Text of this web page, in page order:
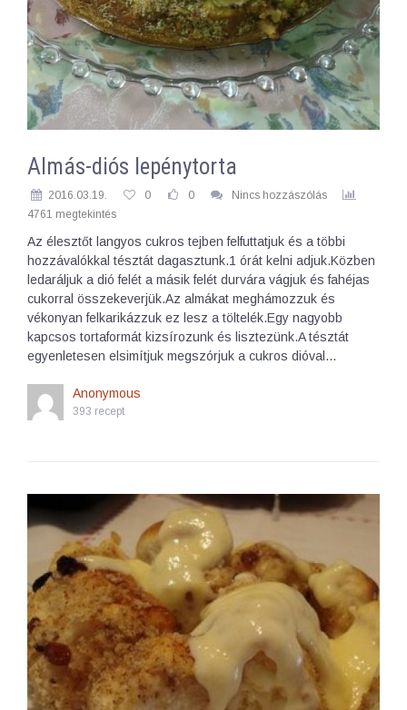
Almás-diós lepénytorta
2016.03.19. 0 0
Nincs hozzászólás
4761 megtekintés
Az élesztőt langyos cukros tejben felfuttatjuk és a többi
hozzávalókkal tésztát dagasztunk.1 órát kelni adjuk.Közben
ledaráljuk a dió felét a másik felét durvára vágjuk és fahéjas
cukorral összekeverjük.Az almákat meghámozzuk és
vékonyan felkarikázzuk ez lesz a töltelék.Egy nagyobb
kapcsos tortaformát kizsírozunk és lisztezünk.A tésztát
egyenletesen elsimítjuk megszórjuk a cukros dióval…
Anonymous
393 recept